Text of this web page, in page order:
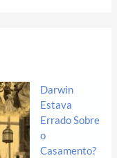
Darwin
Estava
Errado Sobre
o
Casamento?